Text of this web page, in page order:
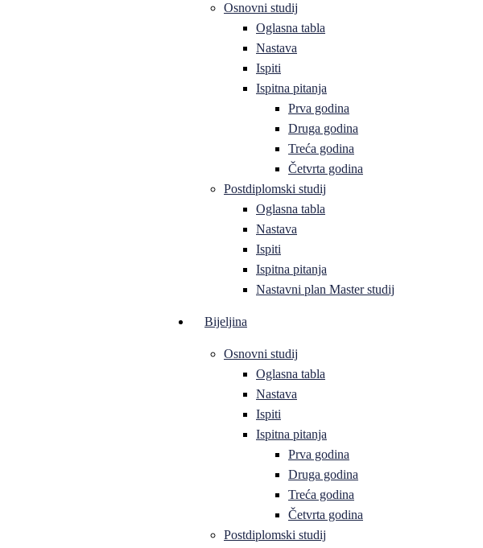
Osnovni studij
Oglasna tabla
Nastava
Ispiti
Ispitna pitanja
Prva godina
Druga godina
Treća godina
Četvrta godina
Postdiplomski studij
Oglasna tabla
Nastava
Ispiti
Ispitna pitanja
Nastavni plan Master studij
Bijeljina
Osnovni studij
Oglasna tabla
Nastava
Ispiti
Ispitna pitanja
Prva godina
Druga godina
Treća godina
Četvrta godina
Postdiplomski studij